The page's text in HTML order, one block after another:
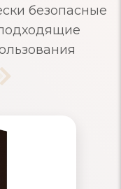
безопасные